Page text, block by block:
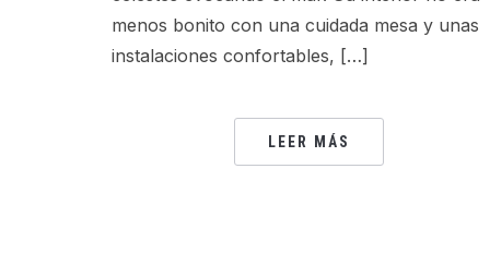
menos bonito con una cuidada mesa y unas
instalaciones confortables, […]
LEER MÁS